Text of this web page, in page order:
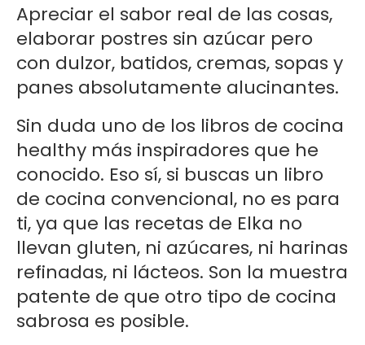
Apreciar el sabor real de las cosas,
elaborar postres sin azúcar pero
con dulzor, batidos, cremas, sopas y
panes absolutamente alucinantes.
Sin duda uno de los libros de cocina
healthy más inspiradores que he
conocido. Eso sí, si buscas un libro
de cocina convencional, no es para
ti, ya que las recetas de Elka no
llevan gluten, ni azúcares, ni harinas
refinadas, ni lácteos. Son la muestra
patente de que otro tipo de cocina
sabrosa es posible.